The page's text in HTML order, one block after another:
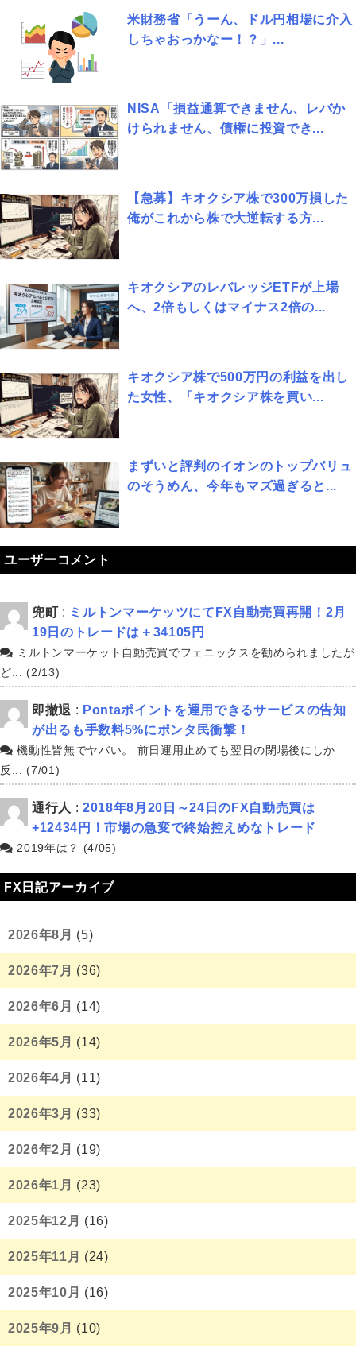
米財務省「うーん、ドル円相場に介入
しちゃおっかなー！？」...
NISA「損益通算できません、レバか
けられません、債権に投資でき...
【急募】キオクシア株で300万損した
俺がこれから株で大逆転する方...
キオクシアのレバレッジETFが上場
へ、2倍もしくはマイナス2倍の...
キオクシア株で500万円の利益を出し
た女性、「キオクシア株を買い...
まずいと評判のイオンのトップバリュ
のそうめん、今年もマズ過ぎると...
ユーザーコメント
兜町 : ミルトンマーケッツにてFX自動売買再開！2月
19日のトレードは＋34105円
ミルトンマーケット自動売買でフェニックスを勧められましたが
ど... (2/13)
即撤退 : Pontaポイントを運用できるサービスの告知
が出るも手数料5%にポンタ民衝撃！
機動性皆無でヤバい。 前日運用止めても翌日の閉場後にしか
反... (7/01)
通行人 : 2018年8月20日～24日のFX自動売買は
+12434円！市場の急変で終始控えめなトレード
2019年は？ (4/05)
FX日記アーカイブ
2026年8月 (5)
2026年7月 (36)
2026年6月 (14)
2026年5月 (14)
2026年4月 (11)
2026年3月 (33)
2026年2月 (19)
2026年1月 (23)
2025年12月 (16)
2025年11月 (24)
2025年10月 (16)
2025年9月 (10)